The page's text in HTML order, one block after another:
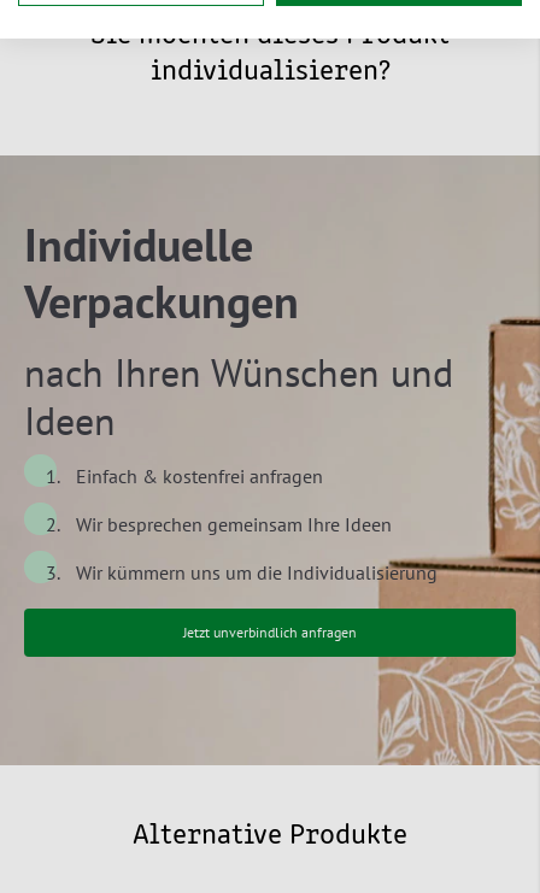
Sie möchten dieses Produkt
individualisieren?
Individuelle
Verpackungen
nach Ihren Wünschen und
Ideen
Einfach & kostenfrei anfragen
Wir besprechen gemeinsam Ihre Ideen
Wir kümmern uns um die Individualisierung
Jetzt unverbindlich anfragen
Alternative Produkte